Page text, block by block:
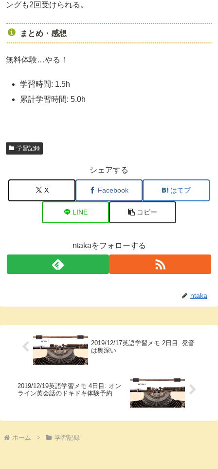
ングも2回受けられる。
まとめ・感想
無料体験…やる！
学習時間: 1.5h
累計学習時間: 5.0h
学習記録
シェアする
X Facebook はてブ
LINE コピー
ntakaをフォローする
ntaka
2019/12/17英語学習メモ 2日目: 発音
は奥深い
2019/12/19英語学習メモ 4日目: オン
ライン英会話のドキドキ体験予約
ホーム 学習記録